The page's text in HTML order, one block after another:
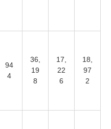
94
4
36,
19
8
17,
22
6
18,
97
2